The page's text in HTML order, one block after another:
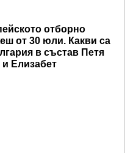
отборно
от 30 юли. Какви са
в състав Петя
Елизабет